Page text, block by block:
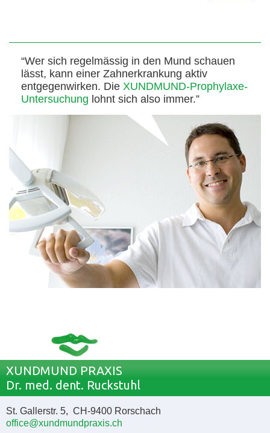
“Wer sich regelmässig in den Mund schauen
lässt, kann einer Zahnerkrankung aktiv
entgegenwirken. Die XUNDMUND-Prophylaxe-
Untersuchung lohnt sich also immer.”
XUNDMUND PRAXIS
Dr. med. dent. Ruckstuhl
St. Gallerstr. 5, CH-9400 Rorschach
office@xundmundpraxis.ch